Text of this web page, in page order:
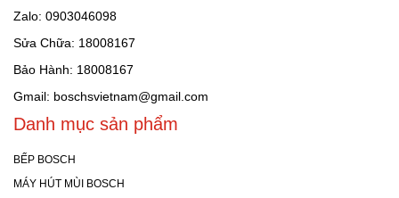
Zalo: 0903046098
Sửa Chữa: 18008167
Bảo Hành: 18008167
Gmail: boschsvietnam@gmail.com
Danh mục sản phẩm
BẾP BOSCH
MÁY HÚT MÙI BOSCH